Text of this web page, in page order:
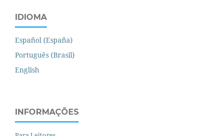
IDIOMA
Español (España)
Português (Brasil)
English
INFORMAÇÕES